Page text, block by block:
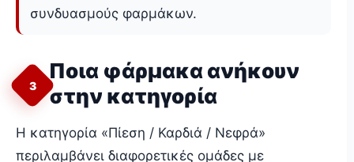
συνδυασμούς φαρμάκων.
3
Ποια φάρμακα ανήκουν
στην κατηγορία
Η κατηγορία «Πίεση / Καρδιά / Νεφρά»
περιλαμβάνει διαφορετικές ομάδες με